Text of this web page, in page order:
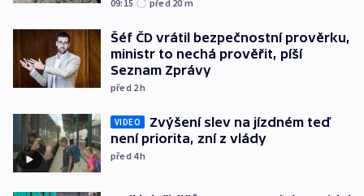
09:15 před 20 m
Šéf ČD vrátil bezpečnostní prověrku,
ministr to nechá prověřit, píší
Seznam Zprávy
před 2h
VIDEO
Zvýšení slev na jízdném teď
není priorita, zní z vlády
před 4h